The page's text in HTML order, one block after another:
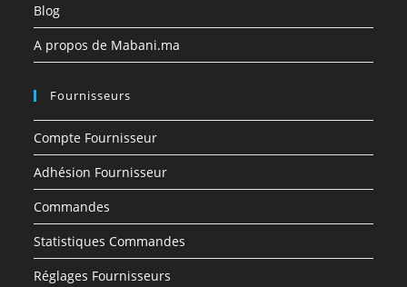
Blog
A propos de Mabani.ma
Fournisseurs
Compte Fournisseur
Adhésion Fournisseur
Commandes
Statistiques Commandes
Réglages Fournisseurs